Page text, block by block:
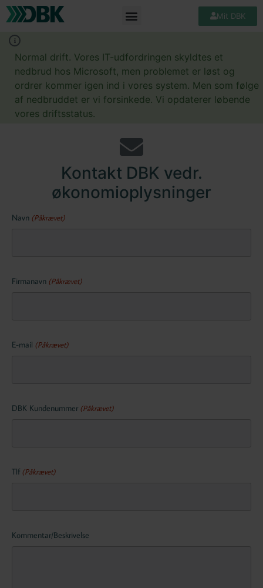
Mit DBK
Normal drift. Vores IT-udfordringen skyldtes et
nedbrud hos Microsoft, men problemet er løst og
ordrer kommer igen ind i vores system. Men som følge
af nedbruddet er vi forsinkede. Vi opdaterer løbende
vores driftsstatus.
Kontakt DBK vedr.
økonomioplysninger
Navn (Påkrævet)
Firmanavn (Påkrævet)
E-mail (Påkrævet)
DBK Kundenummer (Påkrævet)
Tlf (Påkrævet)
Kommentar/Beskrivelse